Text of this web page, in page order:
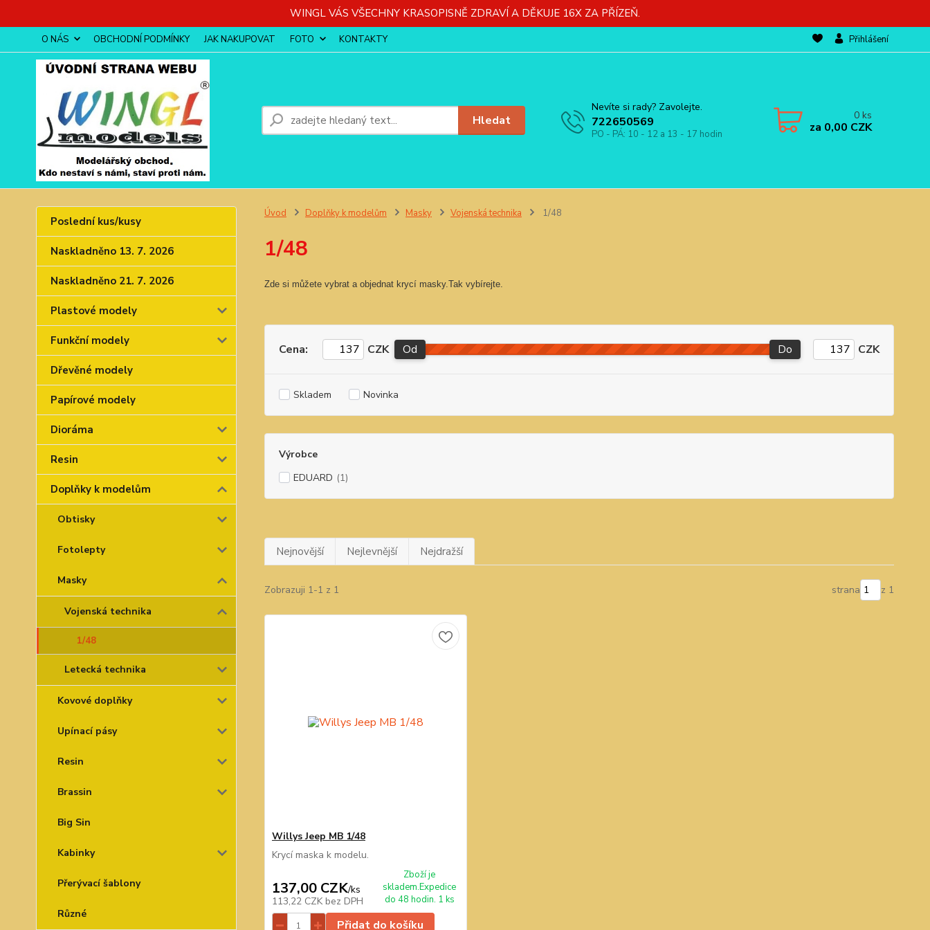
WINGL VÁS VŠECHNY KRASOPISNĚ ZDRAVÍ A DĚKUJE 16X ZA PŘÍZEŇ.
O NÁS OBCHODNÍ PODMÍNKY JAK NAKUPOVAT FOTO KONTAKTY Přihlášení
Hledat
Nevíte si rady? Zavolejte.
722650569
PO - PÁ: 10 - 12 a 13 - 17 hodin
0 ks
za 0,00 CZK
Poslední kus/kusy
Naskladněno 13. 7. 2026
Naskladněno 21. 7. 2026
Plastové modely
Funkční modely
Dřevěné modely
Papírové modely
Dioráma
Resin
Doplňky k modelům
Obtisky
Fotolepty
Masky
Vojenská technika
1/48
Letecká technika
Kovové doplňky
Upínací pásy
Resin
Brassin
Big Sin
Kabinky
Přerývací šablony
Různé
Úvod Doplňky k modelům Masky Vojenská technika 1/48
1/48
Zde si můžete vybrat a objednat krycí masky.Tak vybírejte.
Cena: CZK Od Do CZK
Skladem Novinka
Výrobce
EDUARD (1)
Nejnovější Nejlevnější Nejdražší
Zobrazuji 1-1 z 1 strana z 1
Willys Jeep MB 1/48
Krycí maska k modelu.
137,00 CZK/ks
113,22 CZK bez DPH
Zboží je
skladem.Expedice
do 48 hodin. 1 ks
Přidat do košíku